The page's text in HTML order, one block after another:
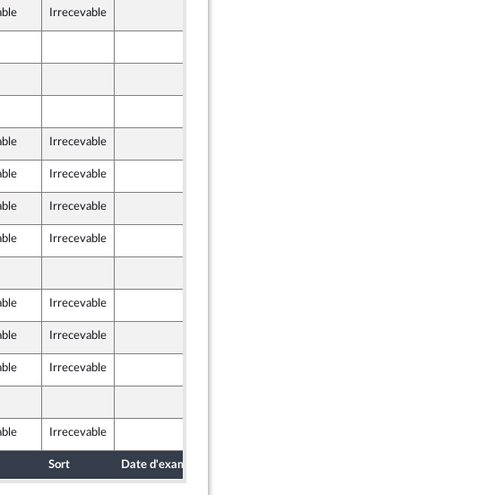
Irrecevable
Irrecevable
Irrecevable
Irrecevable
Irrecevable
et Démocrates apparentés
Irrecevable
Irrecevable
Irrecevable
Irrecevable
Sort Date d'examen